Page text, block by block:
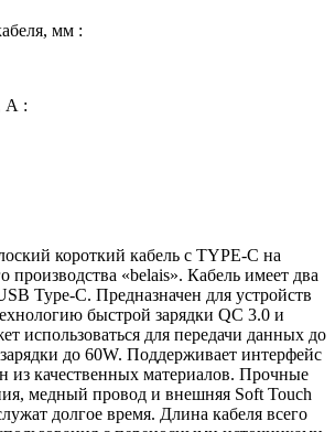
мм :
А :
короткий кабель с TYPE-C на
производства «belais». Кабель имеет два
Type-C. Предназначен для устройств
быстрой зарядки QC 3.0 и
использоваться для передачи данных до
до 60W. Поддерживает интерфейс
из качественных материалов. Прочные
медный провод и внешняя Soft Touch
долгое время. Длина кабеля всего